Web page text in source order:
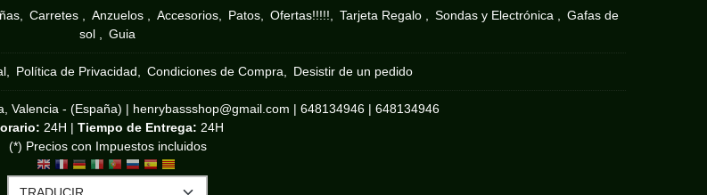
Carretes Anzuelos Accesorios Patos Ofertas!!!!! Tarjeta Regalo Sondas y Electrónica
Gafas de
sol
Guia
Política de Privacidad Condiciones de Compra Desistir de un pedido
Valencia - (España) | henrybassshop@gmail.com |648134946 |648134946
24H |Tiempo de Entrega: 24H
(*) Precios con Impuestos incluidos